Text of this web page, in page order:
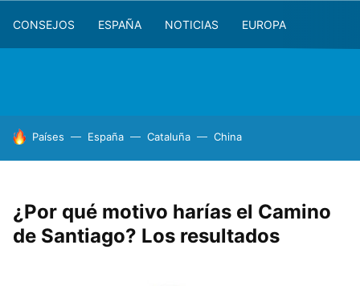
CONSEJOS ESPAÑA NOTICIAS EUROPA
HOY SE HABLA DE
Países España Cataluña China
¿Por qué motivo harías el Camino
de Santiago? Los resultados